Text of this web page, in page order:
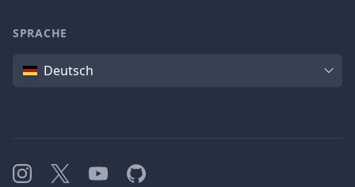
SPRACHE
SpracheDeutsch
Instagram
X YouTubeGitHub